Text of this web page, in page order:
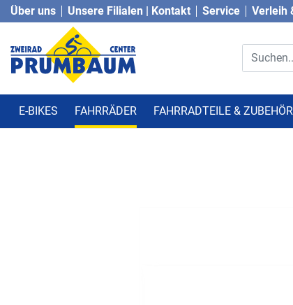
Über uns Unsere Filialen | Kontakt Service Verleih
E-BIKES FAHRRÄDER FAHRRADTEILE & ZUBEHÖR